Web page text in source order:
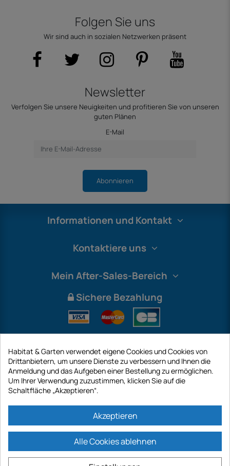
Folgen Sie uns
Wir sind auch in sozialen Netzwerken präsent
Newsletter
Verfolgen Sie unsere Neuigkeiten und profitieren Sie von unseren
guten Plänen
E-Mail
Abonnieren
Informationen und Kontakt
Kontaktiere uns
Mein After-Sales-Bereich
Sichere Bezahlung
International
einem Kapital von 187 203,29 €, 32 Rue de Paradis - PARIS 75010
Habitat & Garten verwendet eigene Cookies und Cookies von
Drittanbietern, um unsere Dienste zu verbessern und Ihnen die
Anmeldung und das Aufgeben einer Bestellung zu ermöglichen.
Um Ihrer Verwendung zuzustimmen, klicken Sie auf die
Schaltfläche „Akzeptieren“.
Akzeptieren
Alle Cookies ablehnen